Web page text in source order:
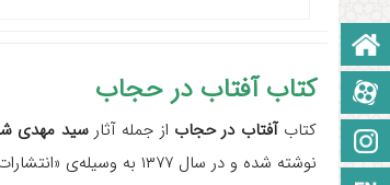
آپارات
اینستاگرام
کتاب آفتاب در حجاب
کتاب آفتاب در حجاب از جمله آثارسید مهدی
نوشته شده و در سال ۱۳۷۷ به وسیله‌ی «انتشارات نیستان» منتشر شده است.